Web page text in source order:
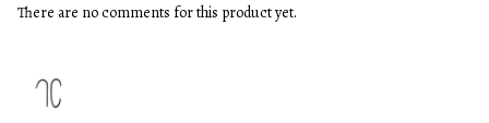
There are no comments for this product yet.